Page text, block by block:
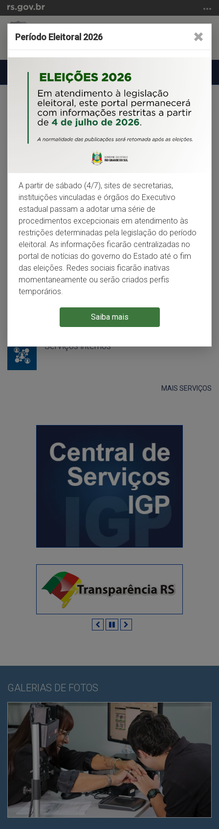
para
conteúdo
menu
navegação
Período Eleitoral 2026
A partir de sábado (4/7), sites de secretarias,
instituições vinculadas e órgãos do Executivo
estadual passam a adotar uma série de
procedimentos excepcionais em atendimento às
restrições determinadas pela legislação do período
eleitoral. As informações ficarão centralizadas no
portal de notícias do governo do Estado até o fim
das eleições. Redes sociais ficarão inativas
momentaneamente ou serão criados perfis
temporários.
Saiba mais
SERVIÇOS MAIS ACESSADOS
Guia de Exames e Serviços
Consulta a Perícias em Veículos
Consulta à Situação da Carteira de
Identidade
Consulta à situação das imagens do RG
Atendimento Infanto-juvenil
Serviços internos
MAIS SERVIÇOS
AnteriorPausar
GALERIAS DE FOTOS